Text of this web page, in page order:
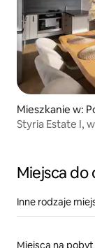
Mieszkanie w:
Styria Estate I,
Miejsca do
Inne rodzaje